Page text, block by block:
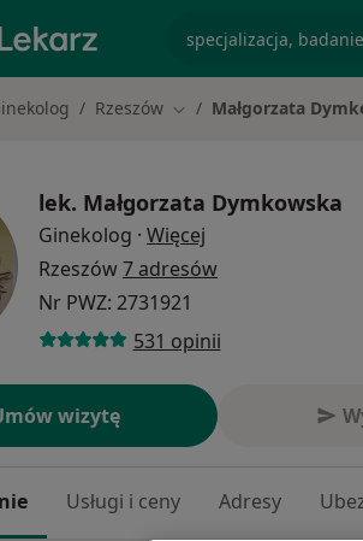
Rzeszów Zmień miasto
Małgorzata
lek. Małgorzata Dymkowska
Ginekolog · Więcej
Rzeszów7 adresów
Nr PWZ: 2731921
531 opinii
wizytę
Usługi i ceny Adresy